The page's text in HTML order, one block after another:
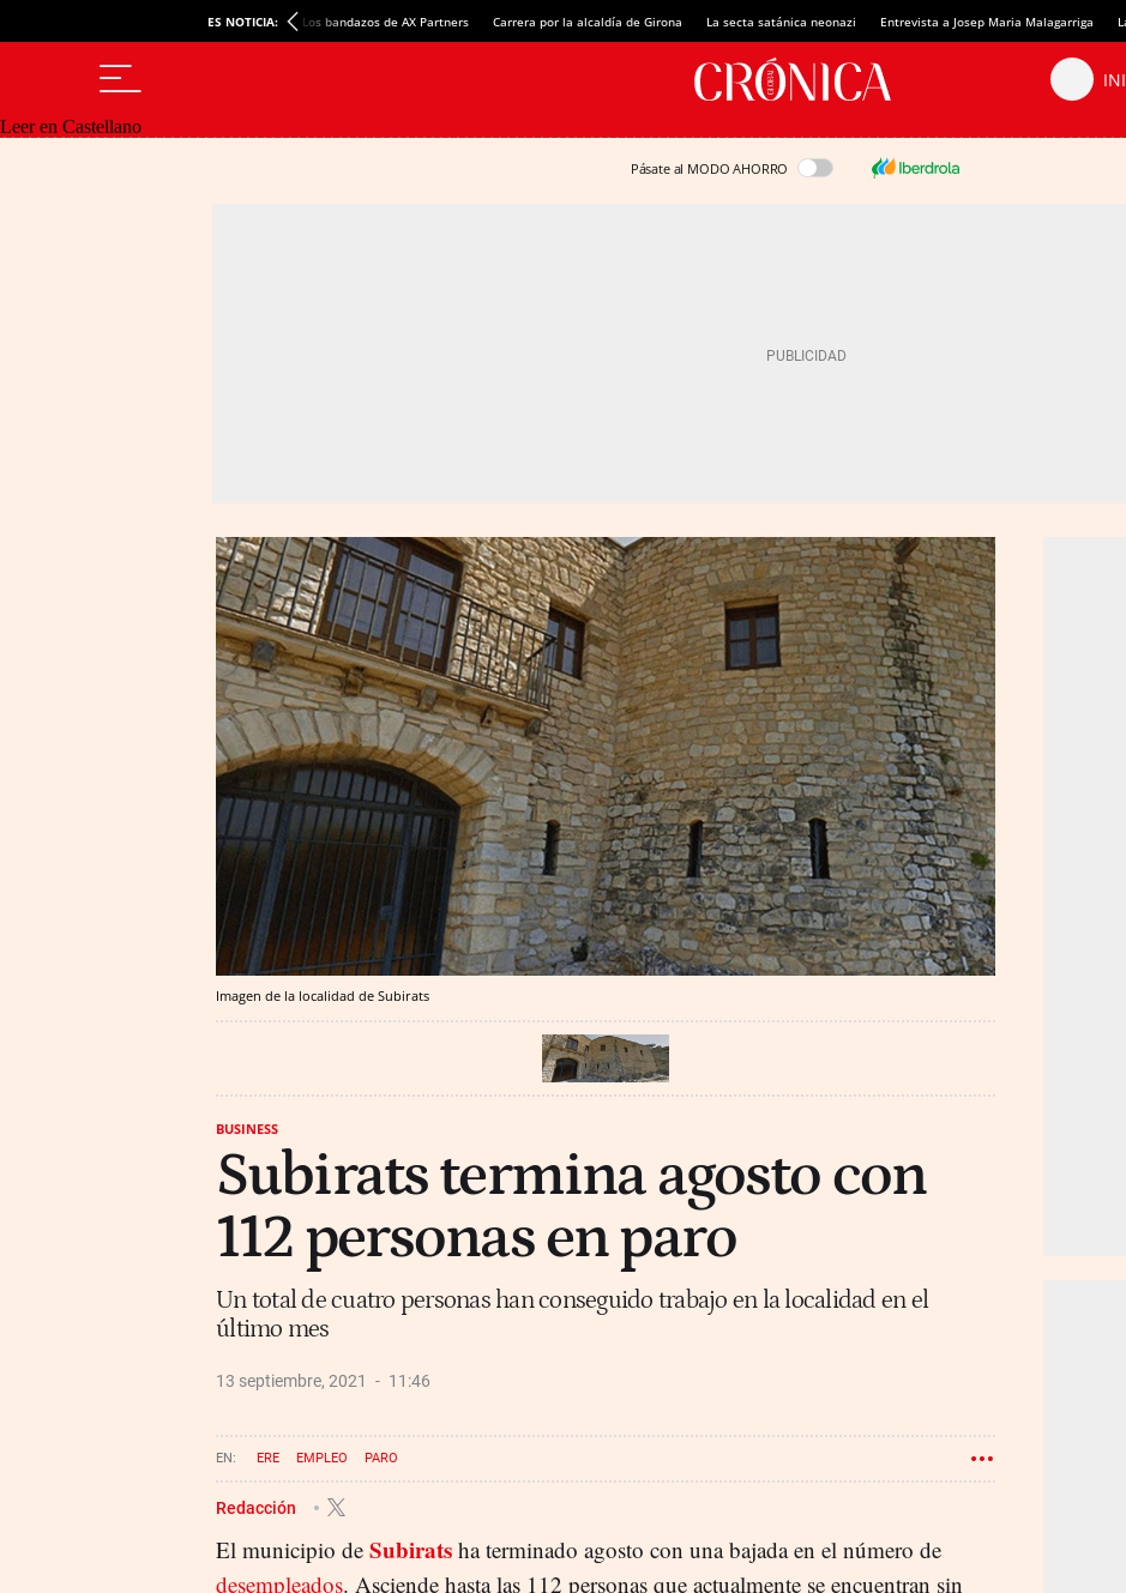
ES NOTICIA: Los bandazos de AX Partners Carrera por la alcaldía de Girona La secta satánica neonazi Entrevista a Josep Maria Malagarriga
Leer en Castellano
Pásate al MODO AHORRO
Imagen de la localidad de Subirats
BUSINESS
Subirats termina agosto con
112 personas en paro
Un total de cuatro personas han conseguido trabajo en la localidad en el
último mes
13 septiembre, 2021 11:46
ERE EMPLEO PARO
Redacción
El municipio de Subirats ha terminado agosto con una bajada en el número de
desempleados. Asciende hasta las 112 personas que actualmente se encuentran sin